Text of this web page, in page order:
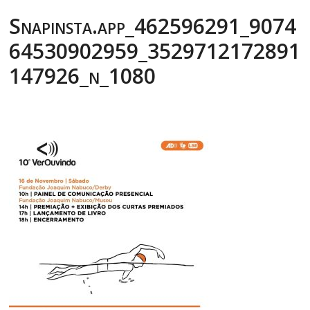
Snapinsta.app_462596291_9074
64530902959_3529712172891
147926_n_1080